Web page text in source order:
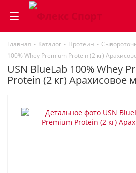
Главная - Каталог - Протеин -
100% Whey Premium Protein (2 кг)
USN BlueLab 100% Whey
Protein (2 кг) Арахисовое